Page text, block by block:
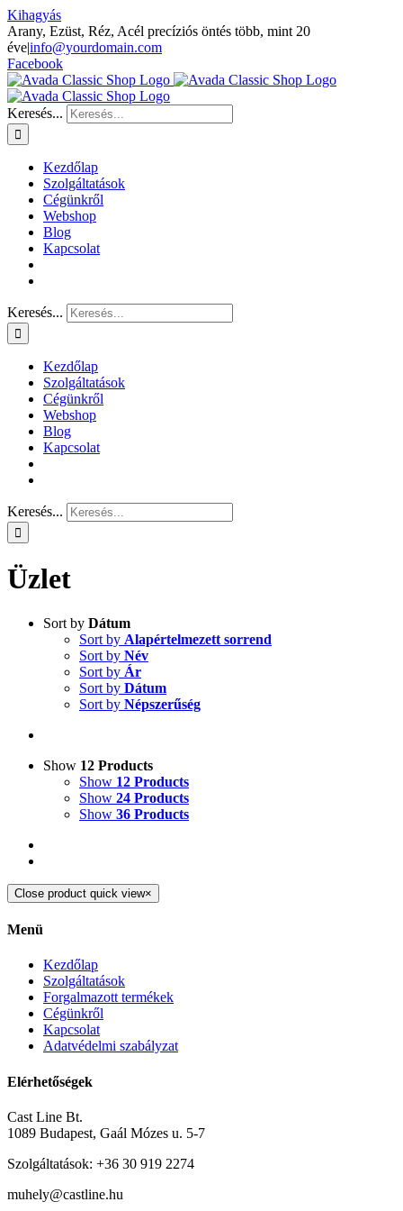
Kihagyás
Arany, Ezüst, Réz, Acél precíziós öntés több, mint 20
éve|info@yourdomain.com
Facebook
Keresés...
Kezdőlap
Szolgáltatások
Cégünkről
Webshop
Blog
Kapcsolat
Keresés...
Kezdőlap
Szolgáltatások
Cégünkről
Webshop
Blog
Kapcsolat
Keresés...
Üzlet
Sort by Dátum
Sort by Alapértelmezett sorrend
Sort by Név
Sort by Ár
Sort by Dátum
Sort by Népszerűség
Show 12 Products
Show 12 Products
Show 24 Products
Show 36 Products
Close product quick view×
Menü
Kezdőlap
Szolgáltatások
Forgalmazott termékek
Cégünkről
Kapcsolat
Adatvédelmi szabályzat
Elérhetőségek
Cast Line Bt.
1089 Budapest, Gaál Mózes u. 5-7
Szolgáltatások: +36 30 919 2274
muhely@castline.hu